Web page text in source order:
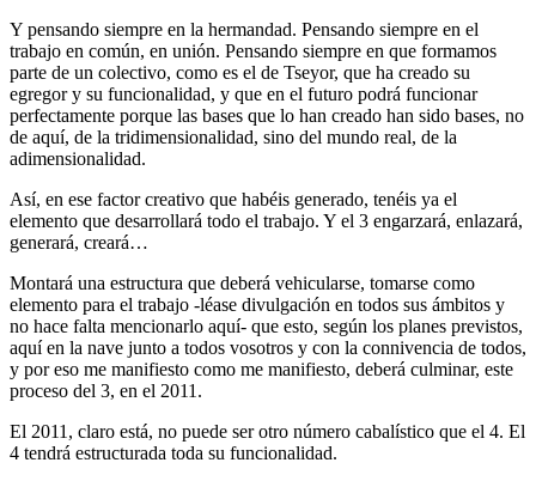
Y pensando siempre en la hermandad. Pensando siempre en el
trabajo en común, en unión. Pensando siempre en que formamos
parte de un colectivo, como es el de Tseyor, que ha creado su
egregor y su funcionalidad, y que en el futuro podrá funcionar
perfectamente porque las bases que lo han creado han sido bases, no
de aquí, de la tridimensionalidad, sino del mundo real, de la
adimensionalidad.
Así, en ese factor creativo que habéis generado, tenéis ya el
elemento que desarrollará todo el trabajo. Y el 3 engarzará, enlazará,
generará, creará…
Montará una estructura que deberá vehicularse, tomarse como
elemento para el trabajo -léase divulgación en todos sus ámbitos y
no hace falta mencionarlo aquí- que esto, según los planes previstos,
aquí en la nave junto a todos vosotros y con la connivencia de todos,
y por eso me manifiesto como me manifiesto, deberá culminar, este
proceso del 3, en el 2011.
El 2011, claro está, no puede ser otro número cabalístico que el 4. El
4 tendrá estructurada toda su funcionalidad.